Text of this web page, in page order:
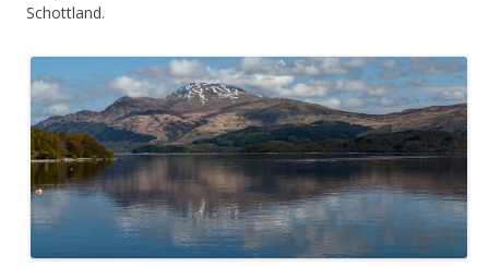
Schottland.